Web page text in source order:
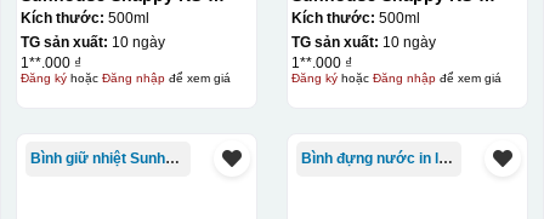
đó bằng nước. Người thợ sẽ căn chỉnh bằng mắt thường
cho vị trí logo cân đối phù hợp, sau đó dùng miếng nhựa
gạt hết nước phía dưới ra
TU500S
Kích thước: 500ml
TG sản xuất: 10 ngày
1**.000 ₫
Đăng kýhoặc Đăng nhậpđể xem giá
TU500S
Kích thước: 500ml
TG sản xuất: 10 ngày
1**.000 ₫
Đăng kýhoặc Đăng nhậpđể xem giá
Bình giữ nhiệt Sunhouse Bình đựng nước in logo